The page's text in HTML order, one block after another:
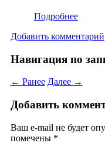
Подробнее
Добавить комментарий
Навигация по
← Ранее Далее →
Добавить
Ваш e-mail не будет
помечены *